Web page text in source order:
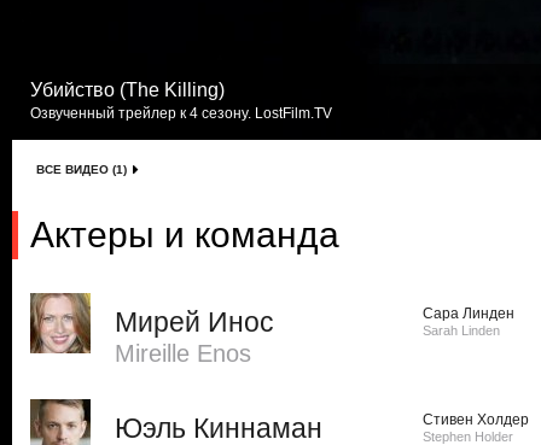
Убийство (The Killing)
Озвученный трейлер к 4 сезону. LostFilm.TV
ВСЕ ВИДЕО (1)
Актеры и команда
Мирей Инос
Mireille Enos
Сара Линден
Sarah Linden
Юэль Киннаман Стивен Холдер
Stephen Holder